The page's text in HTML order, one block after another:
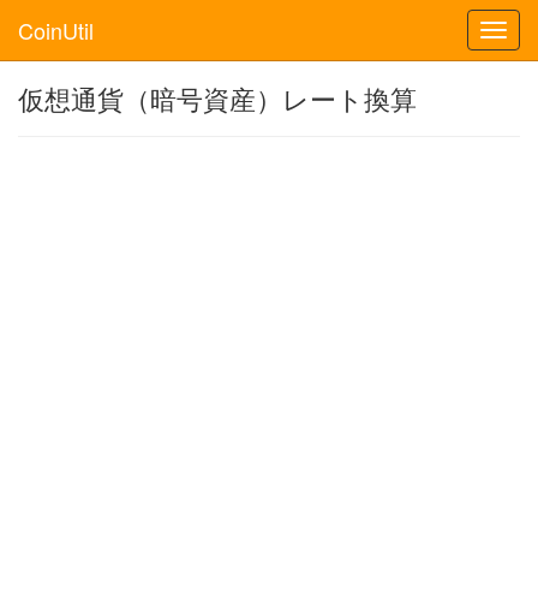
CoinUtil
仮想通貨（暗号資産）レート換算